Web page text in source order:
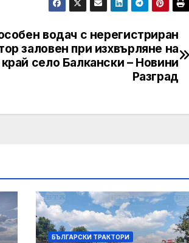
водач с нерегистриран
заловен при изхвърляне на
село Балкански – Новини
Разград
БЪЛГАРСКИ ТРАКТОРИ